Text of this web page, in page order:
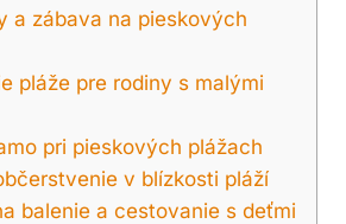
a zábava na pieskových
pláže pre rodiny s malými
pri pieskových plážach
v blízkosti pláží
balenie a cestovanie s deťmi